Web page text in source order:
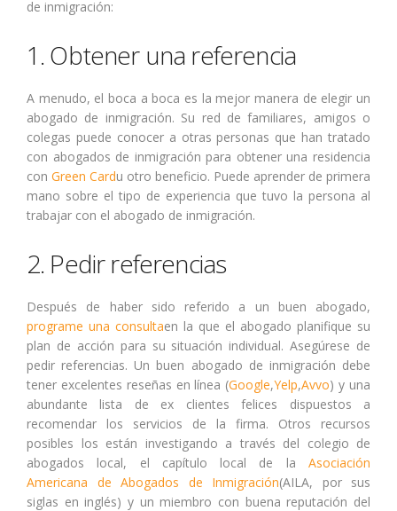
de inmigración:
1. Obtener una referencia
A menudo, el boca a boca es la mejor manera de elegir un
abogado de inmigración. Su red de familiares, amigos o
colegas puede conocer a otras personas que han tratado
con abogados de inmigración para obtener una residencia
con Green Cardu otro beneficio. Puede aprender de primera
mano sobre el tipo de experiencia que tuvo la persona al
trabajar con el abogado de inmigración.
2. Pedir referencias
Después de haber sido referido a un buen abogado,
programe una consultaen la que el abogado planifique su
plan de acción para su situación individual. Asegúrese de
pedir referencias. Un buen abogado de inmigración debe
tener excelentes reseñas en línea (Google,Yelp,Avvo) y una
abundante lista de ex clientes felices dispuestos a
recomendar los servicios de la firma. Otros recursos
posibles los están investigando a través del colegio de
abogados local, el capítulo local de la Asociación
Americana de Abogados de Inmigración(AILA, por sus
siglas en inglés) y un miembro con buena reputación del